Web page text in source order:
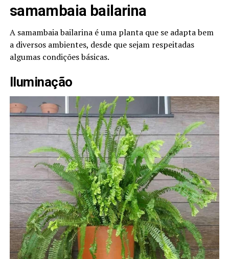
samambaia bailarina
A samambaia bailarina é uma planta que se adapta bem
a diversos ambientes, desde que sejam respeitadas
algumas condições básicas.
Iluminação